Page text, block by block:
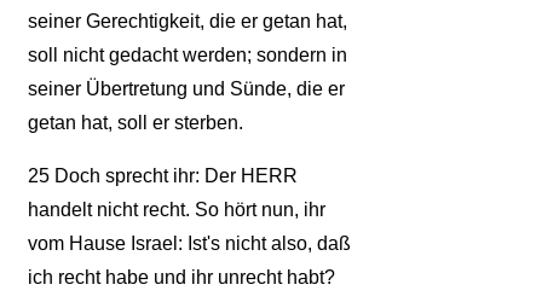
seiner Gerechtigkeit, die er getan hat,
soll nicht gedacht werden; sondern in
seiner Übertretung und Sünde, die er
getan hat, soll er sterben.
25Doch sprecht ihr: Der HERR
handelt nicht recht. So hört nun, ihr
vom Hause Israel: Ist's nicht also, daß
ich recht habe und ihr unrecht habt?